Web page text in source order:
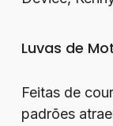
Luvas de
Feitas de
padrões